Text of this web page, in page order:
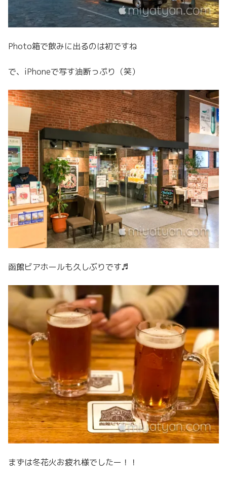
Photo箱で飲みに出るのは初ですね
で、iPhoneで写す油断っぷり（笑）
函館ビアホールも久しぶりです♬
まずは冬花火お疲れ様でしたー！！